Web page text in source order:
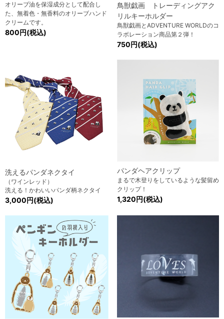
オリーブ油を保湿成分として配合し
た、無着色・無香料のオリーブハンド
クリームです。
800円(税込)
鳥獣戯画 トレーディングアク
リルキーホルダー
鳥獣戯画とADVENTURE WORLDのコ
ラボレーション商品第２弾！
750円(税込)
洗えるパンダネクタイ
（ワインレッド）
洗える！かわいいパンダ柄ネクタイ
3,000円(税込)
パンダヘアクリップ
まるで木登りをしているような髪留め
クリップ！
1,320円(税込)